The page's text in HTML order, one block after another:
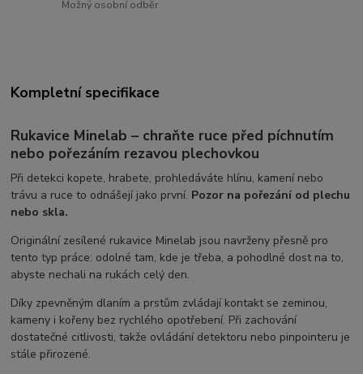
Možný osobní odběr
Kompletní specifikace
Rukavice Minelab – chraňte ruce před píchnutím
nebo pořezáním rezavou plechovkou
Při detekci kopete, hrabete, prohledáváte hlínu, kamení nebo
trávu a ruce to odnášejí jako první. Pozor na pořezání od plechu
nebo skla.
Originální zesílené rukavice Minelab jsou navrženy přesně pro
tento typ práce: odolné tam, kde je třeba, a pohodlné dost na to,
abyste nechali na rukách celý den.
Díky zpevněným dlaním a prstům zvládají kontakt se zeminou,
kameny i kořeny bez rychlého opotřebení. Při zachování
dostatečné citlivosti, takže ovládání detektoru nebo pinpointeru je
stále přirozené.